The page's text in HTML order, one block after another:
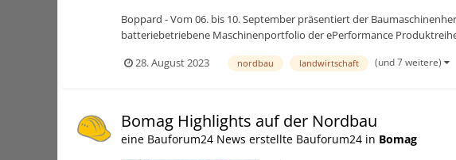
Boppard - Vom 06. bis 10. September präsentiert der
batteriebetriebene Maschinenportfolio der ePerformance
28. August 2023
nordbau landwirtschaft (und 7 weitere)
Bomag Highlights auf der Nordbau
eine Bauforum24 News erstellte Bauforum24 in Bomag